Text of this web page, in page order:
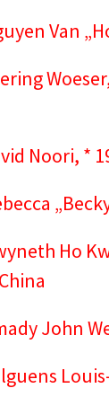
Van
Noori, *
Ho
John